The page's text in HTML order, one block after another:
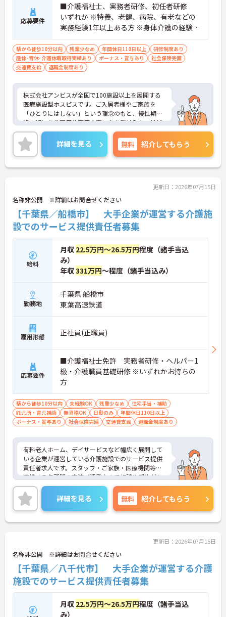
しやすく、初任者研修や実務者研修からでも着実に
専門性を高められます
＜残業月7時間以下で身体の負担を軽減！＞
・常勤で働くスタッフの比率が90パーセント以上と
高く、急なシフト変更や無理な長時間勤務が発生し
にくい人員体制です
・訪問スケジュールに沿って施設内でのケアを行う
ため、月平均の残業時間は5時間から7時間程度とか
なり少なめに抑えられます
・夜勤明けの翌日は原則としてお休みとなるシフト
編成が組まれており、しっかりと休息を取りながら
長期的な就業が可能です
＜評価制度でキャリアアップ＞
・介護福祉士や初任者研修などの資格や実務経験、
夜勤回数がしっかりと給与に反映されるためモチベ
ーションを維持できます
・年次を問わずリーダーや主任などのマネジメント
応募要件
■介護福祉士、実務者研修、初任者研修
いずれか ※特養、老健、病院、有老などの
実務経験1年以上ある方 ※身体介護の経験年
以上ある方、機械浴の使用の経験のある方
歓迎
駅から徒歩10分以内 残業少なめ 年間休日110日以上
研修制度あり
産休･育休･介護休暇取得実績あり
ボーナス・賞与あり
社会保険完備
交通費支給
退職金制度あり
株式会社アンビスが全国で100施設以上を展開する
医療施設型ホスピスです。ご入居者様やご家族を
「ひとりにはしない」という理念のもと、慢性期や
終末期にあり医療依存度の高い方を受け入れ、地域
医療を支える社会的意義の高い事業を推進していま
す。現場には看護師が24時間常駐しています。急変
時の対応や医療行為は看護師が担当するため、初任
者研修や実務者研修の方も食事介助や入浴介助など
の生活を支えるケアに専念できる環境です。多職種
連携の体制がしっかりと整っています。働き方の面
では、夜勤明けの翌日が原則として公休となるほ
か、月平均の残業時間も5時間から7時間程度とかな
り少なめです。常勤スタッフの比率が90パーセント
を超えているため急な勤務変更が発生しにくく、あ
らかじめ決められた訪問予定表に沿って規則正しく
働けます。入職後は現場スタッフによるお一人おひ
とりに合わせた個別のOJT研修が実施されます。eラ
ーニングも導入されており、多職種と連携しながら
専門性を着実に深めていける環境が用意されていま
★おすすめPOINT★
＜個別ＯＪＴとチーム連携で着実に成長！＞
のＯＪＴ研修を実施し、ｅラーニングを用いた学習
の機会も提供されます
・施設内には看護師が24時間常駐しており、急変時
の対応や専門的な医療処置は看護師が担当するため
負担が減ります
・介護スタッフと看護スタッフの比率が1対1で相談
しやすく、初任者研修や実務者研修からでも着実に
専門性を高められます
＜残業月7時間以下で身体の負担を軽減！＞
・常勤で働くスタッフの比率が90パーセント以上と
高く、急なシフト変更や無理な長時間勤務が発生し
にくい人員体制です
ため、月平均の残業時間は5時間から7時間程度とか
なり少なめに抑えられます
・夜勤明けの翌日は原則としてお休みとなるシフト
編成が組まれており、しっかりと休息を取りながら
長期的な就業が可能です
＜評価制度でキャリアアップ＞
・介護福祉士や初任者研修などの資格や実務経験、
夜勤回数がしっかりと給与に反映されるためモチベ
ーションを維持できます
・年次を問わずリーダーや主任などのマネジメント
詳細を見る 無料 紹介してもらう
更新日：2026年07月15日
名称非公開 ※詳細はお問合せください
【千葉県／船橋市】 大手企業が運営する介護施
設でのサービス提供責任者募集
給料
月収 22.5万円～26.5万円程度（諸手当込
み）
年収331万円～程度（諸手当込み）
勤務地
千葉県 船橋市
東葉高速鉄道
雇用形態 正社員(正職員)
応募要件
■介護福祉士免許 実務者研修・ヘルパー1
級・介護職員基礎研修 ※いずれかお持ちの
方
駅から徒歩10分以内 未経験OK 残業少なめ
住宅手当・補助
託児所・育児補助
無資格OK 日勤のみ
年間休日110日以上
ボーナス・賞与あり
社会保険完備 交通費支給 退職金制度あり
有料老人ホーム、デイサービスなど幅広く展開して
いる企業が運営している介護施設でのサービス提供
責任者求人です。スタッフ・ご家族・医療機関等、
連携する各所間の交流が活発なので相談や報告がし
やすく業務効率が高い環境です。ご興味のある方は
詳細やポイントをお伝え致しますのでお気軽にお問
い合わせ下さいませ。
詳細を見る 無料 紹介してもらう
更新日：2026年07月15日
名称非公開 ※詳細はお問合せください
【千葉県／八千代市】 大手企業が運営する介護
施設でのサービス提供責任者募集
月収 22.5万円～26.5万円程度（諸手当込
み）